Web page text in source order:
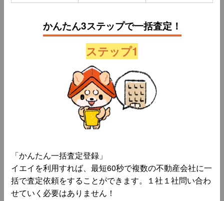
かんたん3ステップで一括査定！
ステップ1
「かんたん一括査定登録」
イエイを利用すれば、最短60秒で複数の不動産会社に一
括で査定依頼をすることができます。１社１社問い合わ
せていく必要はありません！